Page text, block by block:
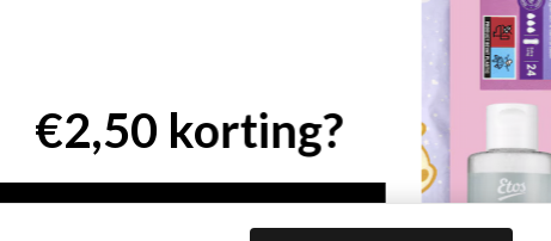
Aussie
Gillette
Always
Libresse
Etos maandlenzen